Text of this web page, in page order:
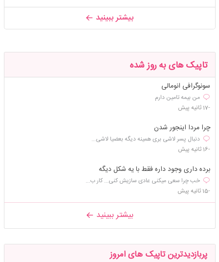
بیشتر ببینید
تاپیک های به روز شده
سونوگرافی انومالی
من بیمه تامین دارم
-17 ثانیه پیش
چرا مردا اینجور شدن
دنبال پسر لاشی بری همینه دیگه بعضیا لاشی...
-16 ثانیه پیش
برده داری وجود داره فقط با یه شکل دیگه
خب چرا سعی میکنی عادی سازیش کنی... کار ب...
-15 ثانیه پیش
بیشتر ببینید
پربازدیدترین تاپیک های امروز